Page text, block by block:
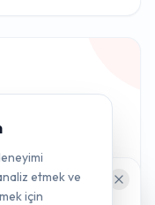
veriler
etmek ve
için